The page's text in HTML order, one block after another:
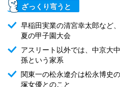
ざっくり言うと
早稲田実業の清宮幸太郎など
夏の甲子園大会
アスリート以外では、中京大
孫という家系
関東一の松永遼介は松永博史
塚女優とのこと